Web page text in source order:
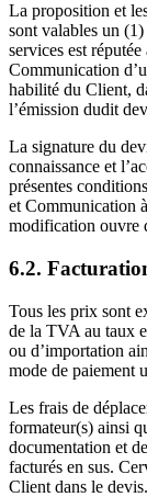
La proposition et
sont valables un
services est
Communication
habilité du Client,
l’émission dudit
La signature du
connaissance et
présentes
et Communication
modification ouvre
6.2.
Tous les prix sont
de la TVA au taux
ou d’importation
mode de paiement
Les frais de
formateur(s) ainsi
documentation et
facturés en sus.
Client dans le devis.